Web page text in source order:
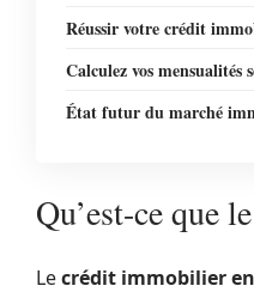
Réussir votre crédit
Calculez vos mensualités
État futur du marché
Qu’est-ce que
Lecrédit immobilier